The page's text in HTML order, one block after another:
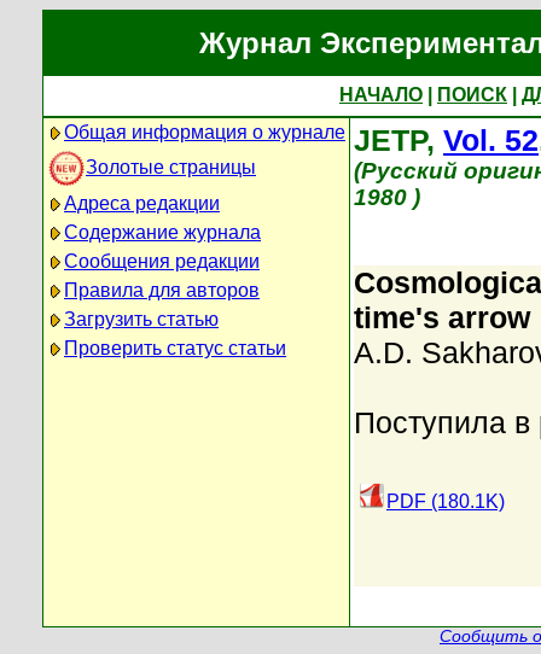
Журнал
НАЧАЛО ПОИСК
Общая информация о журнале
Золотые страницы
Адреса редакции
Содержание журнала
Сообщения редакции
Правила для авторов
Загрузить статью
Проверить статус статьи
JETP, Vol. 52
(Русский
1980 )
time's arrow
A.D.
Поступила
PDF (180.1K)
Сообщить о